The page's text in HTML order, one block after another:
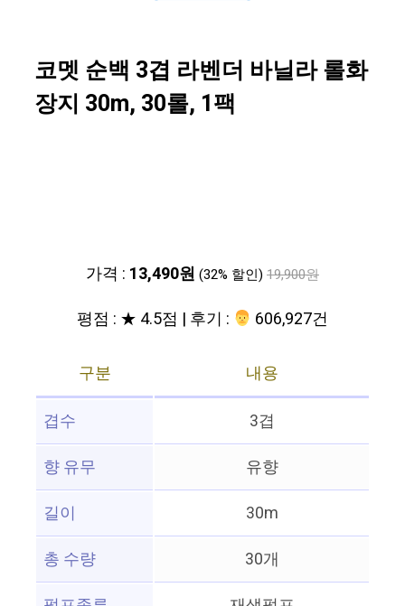
코멧 순백 3겹 라벤더 바닐라 롤화
장지 30m, 30롤, 1팩
가격 : 13,490원 (32% 할인) 19,900원
평점 : ★ 4.5점 | 후기 : ‍‍ 606,927건
구분
내용
겹수
3겹
향 유무
유향
길이
30m
총 수량
30개